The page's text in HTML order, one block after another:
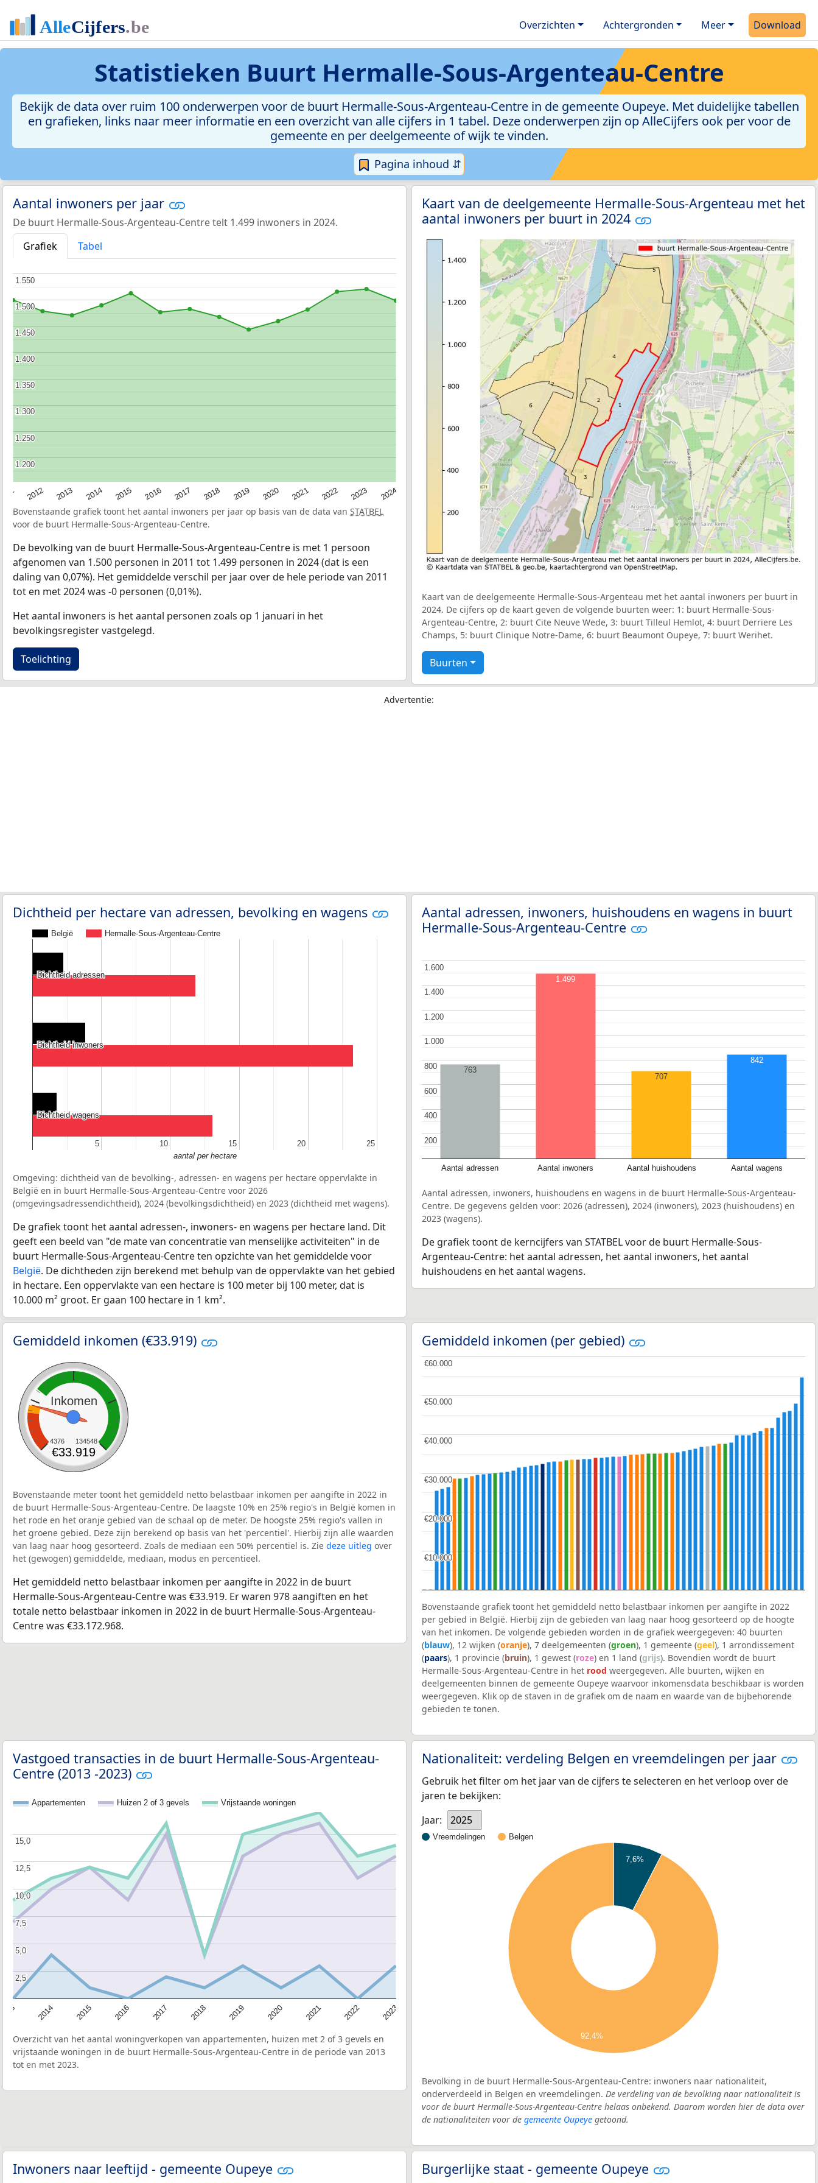
Overzichten Achtergronden Meer Download
Statistieken Buurt Hermalle-Sous-Argenteau-Centre
Bekijk de data over ruim 100 onderwerpen voor de buurt Hermalle-Sous-Argenteau-Centre in de gemeente Oupeye. Met duidelijke tabellen
en grafieken, links naar meer informatie en een overzicht van alle cijfers in 1 tabel. Deze onderwerpen zijn op AlleCijfers ook per voor de
gemeente en per deelgemeente of wijk te vinden.
Pagina inhoud ⇵
Aantal inwoners per jaar
De buurt Hermalle-Sous-Argenteau-Centre telt 1.499 inwoners in 2024.
Grafiek
Tabel
2012 2013 2014 2015 2016 2017 2018 2019 2020 2021 2022 2023 2024
1.200
1.200
1.250
1.250
1.300
1.300
1.350
1.350
1.400
1.400
1.450
1.450
1.500
1.500
1.550
1.550
Bovenstaande grafiek toont het aantal inwoners per jaar op basis van de data van STATBEL
voor de buurt Hermalle-Sous-Argenteau-Centre.
De bevolking van de buurt Hermalle-Sous-Argenteau-Centre is met 1 persoon
afgenomen van 1.500 personen in 2011 tot 1.499 personen in 2024 (dat is een
daling van 0,07%). Het gemiddelde verschil per jaar over de hele periode van 2011
tot en met 2024 was -0 personen (0,01%).
Het aantal inwoners is het aantal personen zoals op 1 januari in het
bevolkingsregister vastgelegd.
Toelichting
Kaart van de deelgemeente Hermalle-Sous-Argenteau met het
aantal inwoners per buurt in 2024
Kaart van de deelgemeente Hermalle-Sous-Argenteau met het aantal inwoners per buurt in
2024. De cijfers op de kaart geven de volgende buurten weer: 1: buurt Hermalle-Sous-
Argenteau-Centre, 2: buurt Cite Neuve Wede, 3: buurt Tilleul Hemlot, 4: buurt Derriere Les
Champs, 5: buurt Clinique Notre-Dame, 6: buurt Beaumont Oupeye, 7: buurt Werihet.
Buurten
Advertentie:
Dichtheid per hectare van adressen, bevolking en wagens
België Hermalle-Sous-Argenteau-Centre
5
5 10
10 15
15 20
20 25
25
Dichtheid adressen
Dichtheid adressen
Dichtheid inwoners
Dichtheid inwoners
Dichtheid wagens
Dichtheid wagens
aantal per hectare
Omgeving: dichtheid van de bevolking-, adressen- en wagens per hectare oppervlakte in
België en in buurt Hermalle-Sous-Argenteau-Centre voor 2026
(omgevingsadressendichtheid), 2024 (bevolkingsdichtheid) en 2023 (dichtheid met wagens).
De grafiek toont het aantal adressen-, inwoners- en wagens per hectare land. Dit
geeft een beeld van "de mate van concentratie van menselijke activiteiten" in de
buurt Hermalle-Sous-Argenteau-Centre ten opzichte van het gemiddelde voor
België. De dichtheden zijn berekend met behulp van de oppervlakte van het gebied
in hectare. Een oppervlakte van een hectare is 100 meter bij 100 meter, dat is
10.000 m² groot. Er gaan 100 hectare in 1 km².
Aantal adressen, inwoners, huishoudens en wagens in buurt
Hermalle-Sous-Argenteau-Centre
Aantal adressen Aantal inwoners Aantal huishoudens Aantal wagens
200
200
400
400
600
600
800
800
1.000
1.000
1.200
1.200
1.400
1.400
1.600
1.600
763
1.499
707
842
Aantal adressen, inwoners, huishoudens en wagens in de buurt Hermalle-Sous-Argenteau-
Centre. De gegevens gelden voor: 2026 (adressen), 2024 (inwoners), 2023 (huishoudens) en
2023 (wagens).
De grafiek toont de kerncijfers van STATBEL voor de buurt Hermalle-Sous-
Argenteau-Centre: het aantal adressen, het aantal inwoners, het aantal
huishoudens en het aantal wagens.
Gemiddeld inkomen (€33.919)
Inkomen
4376 134548
€33.919
Bovenstaande meter toont het gemiddeld netto belastbaar inkomen per aangifte in 2022 in
de buurt Hermalle-Sous-Argenteau-Centre. De laagste 10% en 25% regio's in België komen in
het rode en het oranje gebied van de schaal op de meter. De hoogste 25% regio's vallen in
het groene gebied. Deze zijn berekend op basis van het 'percentiel'. Hierbij zijn alle waarden
van laag naar hoog gesorteerd. Zoals de mediaan een 50% percentiel is. Zie deze uitleg over
het (gewogen) gemiddelde, mediaan, modus en percentieel.
Het gemiddeld netto belastbaar inkomen per aangifte in 2022 in de buurt
Hermalle-Sous-Argenteau-Centre was €33.919. Er waren 978 aangiften en het
totale netto belastbaar inkomen in 2022 in de buurt Hermalle-Sous-Argenteau-
Centre was €33.172.968.
Gemiddeld inkomen (per gebied)
€10.000
€10.000
€20.000
€20.000
€30.000
€30.000
€40.000
€40.000
€50.000
€50.000
€60.000
€60.000
Bovenstaande grafiek toont het gemiddeld netto belastbaar inkomen per aangifte in 2022
per gebied in België. Hierbij zijn de gebieden van laag naar hoog gesorteerd op de hoogte
van het inkomen. De volgende gebieden worden in de grafiek weergegeven: 40 buurten
(blauw), 12 wijken (oranje), 7 deelgemeenten (groen), 1 gemeente (geel), 1 arrondissement
(paars), 1 provincie (bruin), 1 gewest (roze) en 1 land (grijs). Bovendien wordt de buurt
Hermalle-Sous-Argenteau-Centre in het rood weergegeven. Alle buurten, wijken en
deelgemeenten binnen de gemeente Oupeye waarvoor inkomensdata beschikbaar is worden
weergegeven. Klik op de staven in de grafiek om de naam en waarde van de bijbehorende
gebieden te tonen.
Vastgoed transacties in de buurt Hermalle-Sous-Argenteau-
Centre (2013 -2023)
Appartementen Huizen 2 of 3 gevels Vrijstaande woningen
2014 2015 2016 2017 2018 2019 2020 2021 2022 2023
2,5
2,5
5,0
5,0
7,5
7,5
10,0
10,0
12,5
12,5
15,0
15,0
Overzicht van het aantal woningverkopen van appartementen, huizen met 2 of 3 gevels en
vrijstaande woningen in de buurt Hermalle-Sous-Argenteau-Centre in de periode van 2013
tot en met 2023.
Nationaliteit: verdeling Belgen en vreemdelingen per jaar
Gebruik het filter om het jaar van de cijfers te selecteren en het verloop over de
jaren te bekijken:
Jaar:
2025
Vreemdelingen Belgen
7,6%
92,4%
Bevolking in de buurt Hermalle-Sous-Argenteau-Centre: inwoners naar nationaliteit,
onderverdeeld in Belgen en vreemdelingen. De verdeling van de bevolking naar nationaliteit is
voor de buurt Hermalle-Sous-Argenteau-Centre helaas onbekend. Daarom worden hier de data over
de nationaliteiten voor de gemeente Oupeye getoond.
Inwoners naar leeftijd - gemeente Oupeye Burgerlijke staat - gemeente Oupeye